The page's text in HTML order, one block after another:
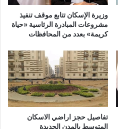
وزيرة الإسكان تتابع موقف تنفيذ
مشروعات المبادرة الرئاسية «حياة
كريمة» بعدد من المحافظات
تفاصيل حجز اراضي الاسكان
المتوسط بالمدن الجديدة